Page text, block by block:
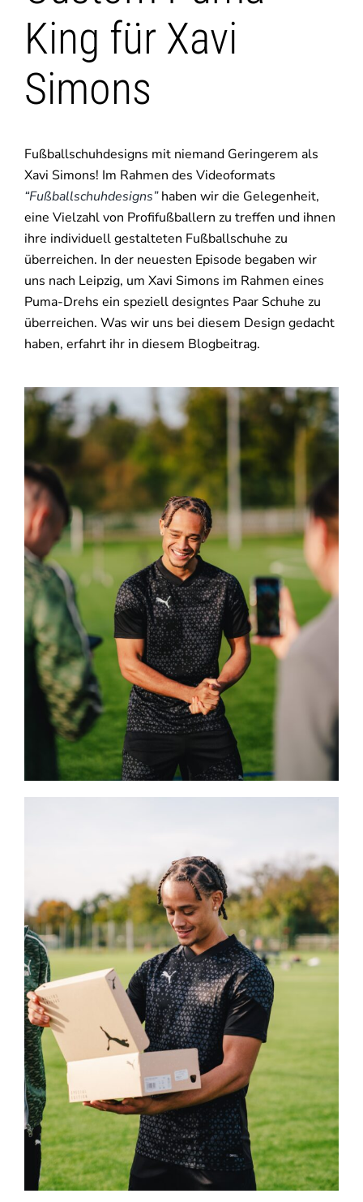
King für Xavi
Simons
Fußballschuhdesigns mit niemand Geringerem als
Xavi Simons! Im Rahmen des Videoformats
“Fußballschuhdesigns”haben wir die Gelegenheit,
eine Vielzahl von Profifußballern zu treffen und ihnen
ihre individuell gestalteten Fußballschuhe zu
überreichen. In der neuesten Episode begaben wir
uns nach Leipzig, um Xavi Simons im Rahmen eines
Puma-Drehs ein speziell designtes Paar Schuhe zu
überreichen. Was wir uns bei diesem Design gedacht
haben, erfahrt ihr in diesem Blogbeitrag.